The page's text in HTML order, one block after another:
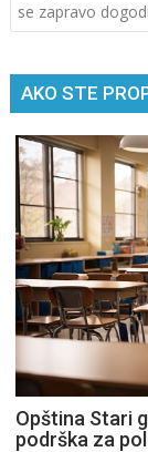
se zapravo
AKO STE
Opština Stari
podrška za